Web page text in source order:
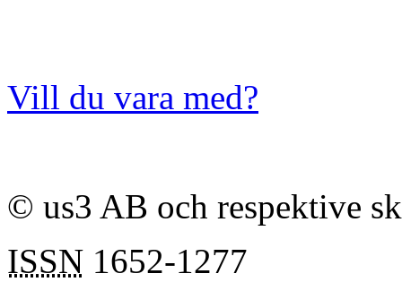
Vill du vara med?
© us3 AB och respektive
ISSN 1652-1277